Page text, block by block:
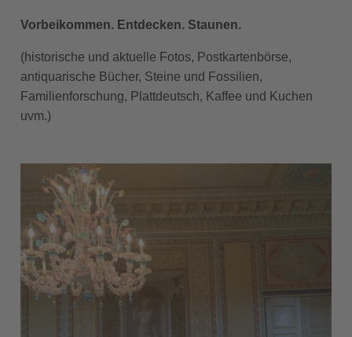
Vorbeikommen. Entdecken. Staunen.
(historische und aktuelle Fotos, Postkartenbörse,
antiquarische Bücher, Steine und Fossilien,
Familienforschung, Plattdeutsch, Kaffee und Kuchen
uvm.)